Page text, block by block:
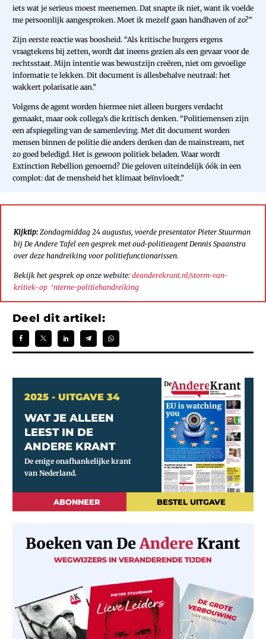
iets wat je serieus moest meenemen. Dat snapte ik niet, want ik voelde
me persoonlijk aangesproken. Moet ik mezelf gaan handhaven of zo?”
Zijn eerste reactie was boosheid. “Als kritische burgers ergens
vraagtekens bij zetten, wordt dat ineens gezien als een gevaar voor de
rechtsstaat. Mijn intentie was bewustzijn creëren, niet om gevoelige
informatie te lekken. Dit document is allesbehalve neutraal: het
wakkert polarisatie aan.”
Volgens de agent worden hiermee niet alleen burgers verdacht
gemaakt, maar ook collega’s die kritisch denken. “Politiemensen zijn
een afspiegeling van de samenleving. Met dit document worden
mensen binnen de politie die anders denken dan de mainstream, net
zo goed beledigd. Het is gewoon politiek beladen. Waar wordt
Extinction Rebellion genoemd? Die geloven uiteindelijk óók in een
complot: dat de mensheid het klimaat beïnvloedt.”
Kijktip: Zondagmiddag 24 augustus, voerde presentator Pieter Stuurman
bij De Andere Tafel een gesprek met oud-politieagent Dennis Spaanstra
over deze handreiking voor politiefunctionarissen.
Bekijk het gesprek op onze website: deanderekrant.nl/storm-van-
kritiek-op-interne-politiehandreiking
Deel dit artikel:
2025 - UITGAVE 34
WAT JE ALLEEN
LEEST IN DE
ANDERE KRANT
ABONNEER BESTEL UITGAVE